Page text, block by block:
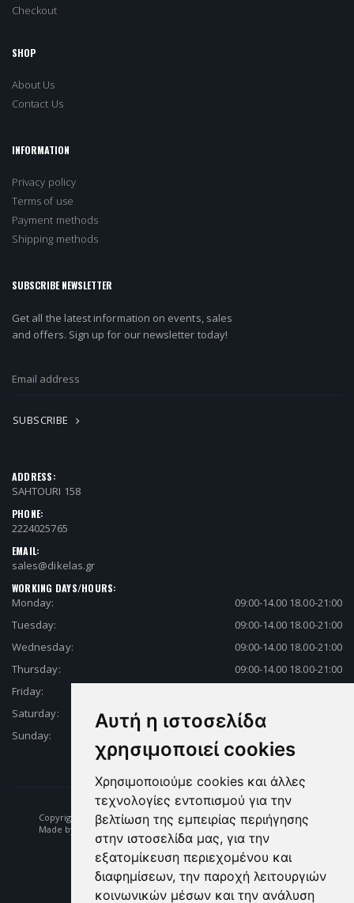
Αυτή η ιστοσελίδα
χρησιμοποιεί cookies
Χρησιμοποιούμε cookies και άλλες
τεχνολογίες εντοπισμού για την
βελτίωση της εμπειρίας περιήγησης
στην ιστοσελίδα μας, για την
εξατομίκευση περιεχομένου και
διαφημίσεων, την παροχή λειτουργιών
κοινωνικών μέσων και την ανάλυση
Checkout
SHOP
About Us
Contact Us
INFORMATION
Privacy policy
Terms of use
Payment methods
Shipping methods
SUBSCRIBE NEWSLETTER
Get all the latest information on events, sales
and offers. Sign up for our newsletter today!
SUBSCRIBE
ADDRESS:
SAHTOURI 158
PHONE:
2224025765
EMAIL:
sales@dikelas.gr
WORKING DAYS/HOURS:
Monday:
09:00-14.00 18.00-21:00
Tuesday:
09:00-14.00 18.00-21:00
Wednesday:
09:00-14.00 18.00-21:00
Thursday:
09:00-14.00 18.00-21:00
Friday:
Saturday:
09:00-14.00 18.00-21:00
Sunday:
Copyright © 2026 Fishing | Diving | Fishing Equipment - Dikelas.gr
Made by: e-biz.gr